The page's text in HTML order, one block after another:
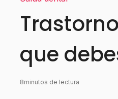
que
8minutos de lectura